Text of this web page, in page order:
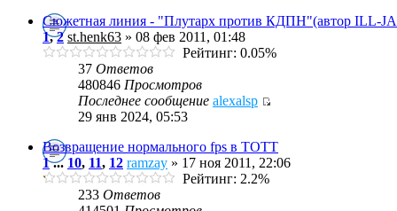
Сюжетная линия - "Плутарх против КДПН"(автор ILL-
1,2 st.henk63 » 08 фев 2011, 01:48
Рейтинг: 0.05%
37 Ответов
480846 Просмотров
Последнее сообщение alexalsp
29 янв 2024, 05:53
Возвращение нормального fps в TOTT
1... 10, 11, 12 ramzay » 17 ноя 2011, 22:06
Рейтинг: 2.2%
233 Ответов